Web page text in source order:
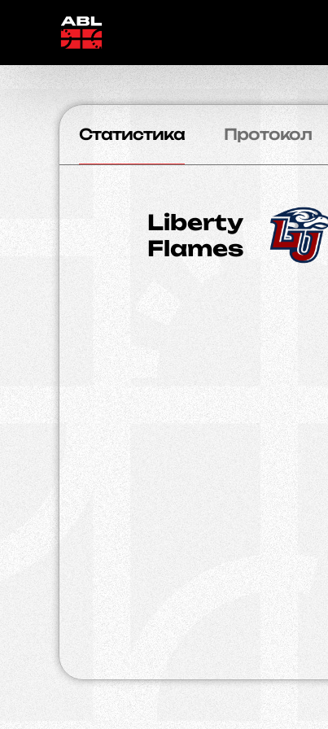
Статистика Протокол
Liberty
Flames